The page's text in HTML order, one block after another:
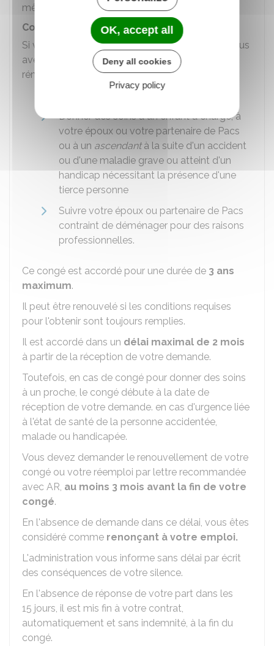
mêmes conditions qu'un fonctionnaire.
Congés pour motif familial
Si vous êtes
employé depuis plus d'un an
, vous
avez droit, à votre demande, à un congé non
rémunéré pour
l'un des motifs suivants
Donner des soins à un enfant à charge, à
votre époux ou votre partenaire de Pacs
ou à un ascendantà la suite d'un accident
ou d'une maladie grave ou atteint d'un
handicap nécessitant la présence d'une
tierce personne
Suivre votre époux ou partenaire de Pacs
contraint de déménager pour des raisons
professionnelles.
Ce congé est accordé pour une durée de 3 ans
maximum.
Il peut être renouvelé si les conditions requises
pour l'obtenir sont toujours remplies.
Il est accordé dans un délai maximal de 2 mois
à partir de la réception de votre demande.
Toutefois, en cas de congé pour donner des soins
à un proche, le congé débute à la date de
réception de votre demande. en cas d'urgence liée
à l'état de santé de la personne accidentée,
malade ou handicapée.
Vous devez demander le renouvellement de votre
congé ou votre réemploi par lettre recommandée
avec AR, au moins 3 mois avant la fin de votre
congé.
En l'absence de demande dans ce délai, vous êtes
considéré comme renonçant à votre emploi.
L'administration vous informe sans délai par écrit
des conséquences de votre silence.
En l'absence de réponse de votre part dans les
15 jours, il est mis fin à votre contrat,
automatiquement et sans indemnité, à la fin du
congé.
OK, accept all
Deny all cookies
Privacy policy